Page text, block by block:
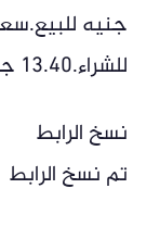
للشراء.13.40 جنيه للبيع.
نسخ الرابط
تم نسخ الرابط